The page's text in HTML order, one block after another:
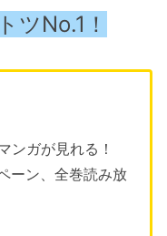
ツNo.1！
ガが見れる！
ーン、全巻読み放